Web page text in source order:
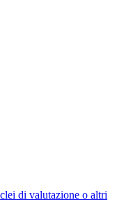
di valutazione o altri